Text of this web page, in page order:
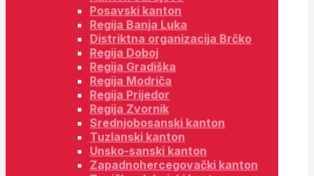
Posavski kanton
Regija Banja Luka
Distriktna organizacija Brčko
Regija Doboj
Regija Gradiška
Regija Modriča
Regija Prijedor
Regija Zvornik
Srednjobosanski kanton
Tuzlanski kanton
Unsko-sanski kanton
Zapadnohercegovački kanton